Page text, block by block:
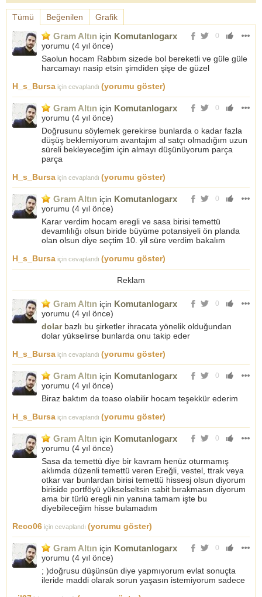
Tümü Beğenilen Grafik
0
Gram Altın için Komutanlogarx
yorumu (4 yıl önce)
Saolun hocam Rabbım sizede bol bereketli ve güle güle
harcamayı nasip etsin şimdiden şişe de güzel
H_s_Bursa için cevaplandı (yorumu göster)
0
Gram Altın için Komutanlogarx
yorumu (4 yıl önce)
Doğrusunu söylemek gerekirse bunlarda o kadar fazla
düşüş beklemiyorum avantajım al satçı olmadığım uzun
süreli bekleyeceğim için almayı düşünüyorum parça
parça
H_s_Bursa için cevaplandı (yorumu göster)
0
Gram Altın için Komutanlogarx
yorumu (4 yıl önce)
Karar verdim hocam eregli ve sasa birisi temettü
devamlılığı olsun biride büyüme potansiyeli ön planda
olan olsun diye seçtim 10. yil süre verdim bakalım
H_s_Bursa için cevaplandı (yorumu göster)
Reklam
0
Gram Altın için Komutanlogarx
yorumu (4 yıl önce)
dolarbazlı bu şirketler ihracata yönelik olduğundan
dolar yükselirse bunlarda onu takip eder
H_s_Bursa için cevaplandı (yorumu göster)
0
Gram Altın için Komutanlogarx
yorumu (4 yıl önce)
Biraz baktım da toaso olabilir hocam teşekkür ederim
H_s_Bursa için cevaplandı (yorumu göster)
0
Gram Altın için Komutanlogarx
yorumu (4 yıl önce)
Sasa da temettü diye bir kavram henüz oturmamış
aklımda düzenli temettü veren Ereğli, vestel, ttrak veya
otkar var bunlardan birisi temettü hissesj olsun diyorum
biriside portföyü yükselseltsin sabit bırakmasın diyorum
ama bir türlü eregli nin yanına tamam işte bu
diyebileceğim hisse bulamadım
Reco06 için cevaplandı (yorumu göster)
0
Gram Altın için Komutanlogarx
yorumu (4 yıl önce)
; )doğrusu düşünsün diye yapmıyorum evlat sonuçta
ileride maddi olarak sorun yaşasın istemiyorum sadece